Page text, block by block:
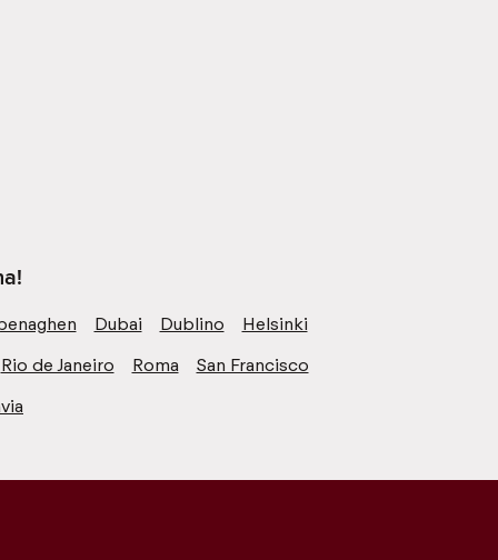
Dubai Dublino
Helsinki
Rio de Janeiro Roma
San Francisco